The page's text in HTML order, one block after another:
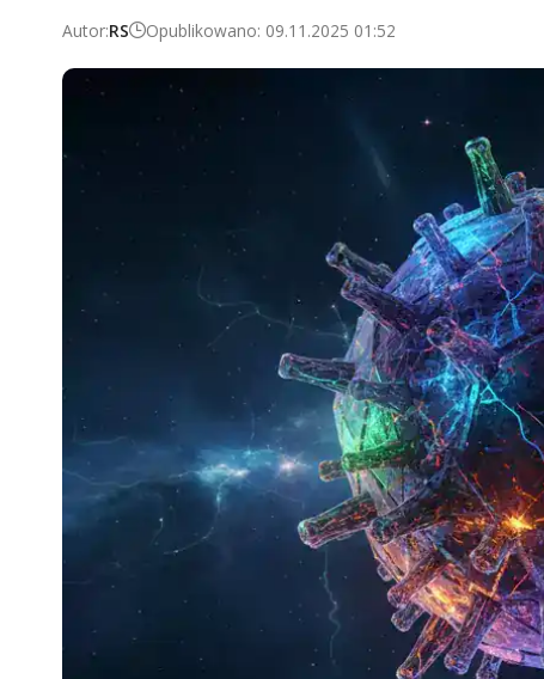
Autor:RS Opublikowano: 09.11.2025 01:52